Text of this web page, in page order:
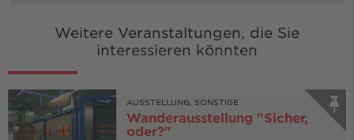
Weitere Veranstaltungen, die Sie
interessieren könnten
AUSSTELLUNG, SONSTIGE
Wanderausstellung "Sicher,
oder?"